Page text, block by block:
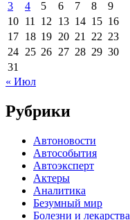
3
4 5 6 7 8
9
10 11 12 13 14 15 16
17 18 19 20 21 22 23
24 25 26 27 28 29 30
31
« Июл
Рубрики
Автоновости
Автособытия
Автоэксперт
Актеры
Аналитика
Безумный мир
Болезни и лекарства